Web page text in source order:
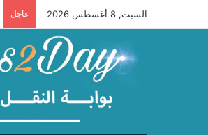
السبت, 8 أغسطس 2026 عاجل